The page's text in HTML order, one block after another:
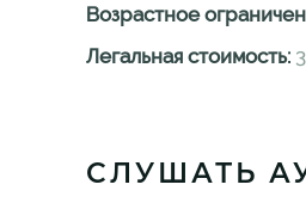
Возрастное
Легальная стоимость:
СЛУШАТЬ